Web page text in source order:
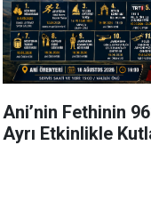
Ani’nin Fethinin
Ayrı Etkinlikle